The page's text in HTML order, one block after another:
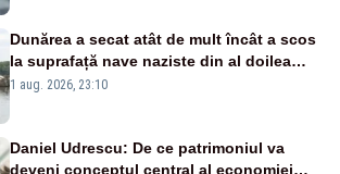
Dunărea a secat atât de mult încât a scos
la suprafață nave naziste din al doilea
război mondial
1 aug. 2026, 23:10
Daniel Udrescu: De ce patrimoniul va
deveni conceptul central al economiei